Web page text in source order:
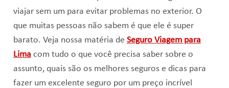
viajar sem um para evitar problemas no exterior. O
que muitas pessoas não sabem é que ele é super
barato. Veja nossa matéria de Seguro Viagem para
Lima com tudo o que você precisa saber sobre o
assunto, quais são os melhores seguros e dicas para
fazer um excelente seguro por um preço incrível